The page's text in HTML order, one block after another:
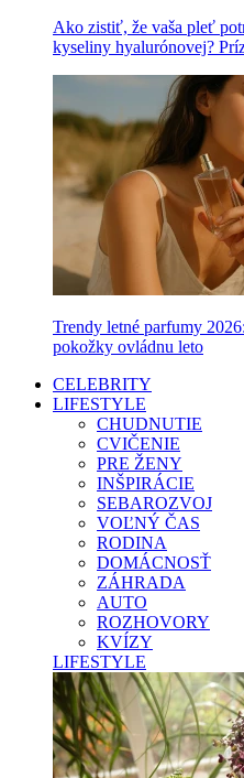
Ako zistiť, že vaša pleť
kyseliny hyalurónovej?
Trendy letné parfumy
pokožky ovládnu leto
CELEBRITY
LIFESTYLE
CHUDNUTIE
CVIČENIE
PRE ŽENY
INŠPIRÁCIE
SEBAROZVOJ
VOĽNÝ ČAS
RODINA
DOMÁCNOSŤ
ZÁHRADA
AUTO
ROZHOVORY
KVÍZY
LIFESTYLE